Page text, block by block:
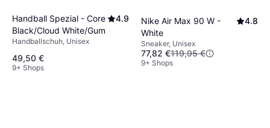
Handball Spezial - Core
Black/Cloud White/Gum
4.9
Handballschuh, Unisex
49,50 €
9+ Shops
Nike Air Max 90 W -
White
4.8
Sneaker, Unisex
77,82 €119,95 €
9+ Shops